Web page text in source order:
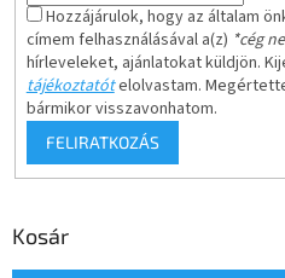
Hozzájárulok, hogy az általam
címem felhasználásával a(z) *cég
hírleveleket, ajánlatokat küldjön.
tájékoztatótelolvastam.
bármikor visszavonhatom.
FELIRATKOZÁS
Kosár